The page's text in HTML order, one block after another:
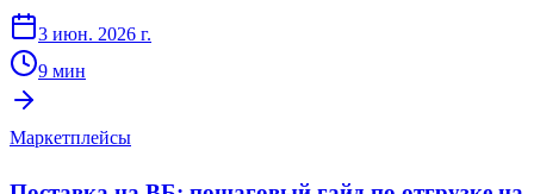
3 июн. 2026 г.
9 мин
Маркетплейсы